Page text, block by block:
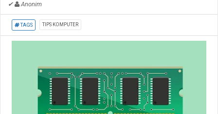
✔ Anonim
TAGS TIPS KOMPUTER